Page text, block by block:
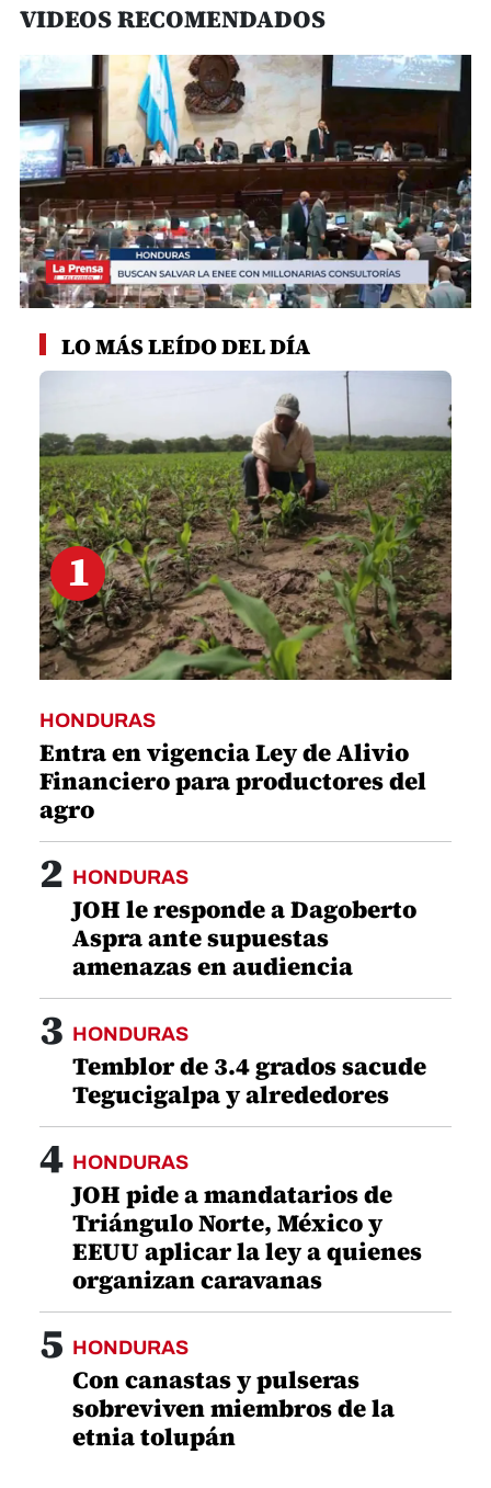
VIDEOS RECOMENDADOS
secondsLO MÁS LEÍDO DEL DÍA
1
HONDURAS
Entra en vigencia Ley de Alivio
Financiero para productores del
agro
2 HONDURAS
JOH le responde a Dagoberto
Aspra ante supuestas
amenazas en audiencia
3 HONDURAS
Temblor de 3.4 grados sacude
Tegucigalpa y alrededores
4 HONDURAS
JOH pide a mandatarios de
Triángulo Norte, México y
EEUU aplicar la ley a quienes
organizan caravanas
5 HONDURAS
Con canastas y pulseras
sobreviven miembros de la
etnia tolupán